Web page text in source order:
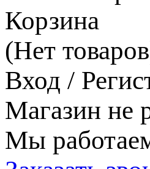
Корзина
(Нет
Вход /
Магазин не
Мы